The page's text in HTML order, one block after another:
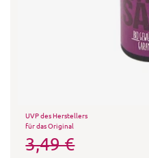
UVP des Herstellers
für das Original
3,49 €